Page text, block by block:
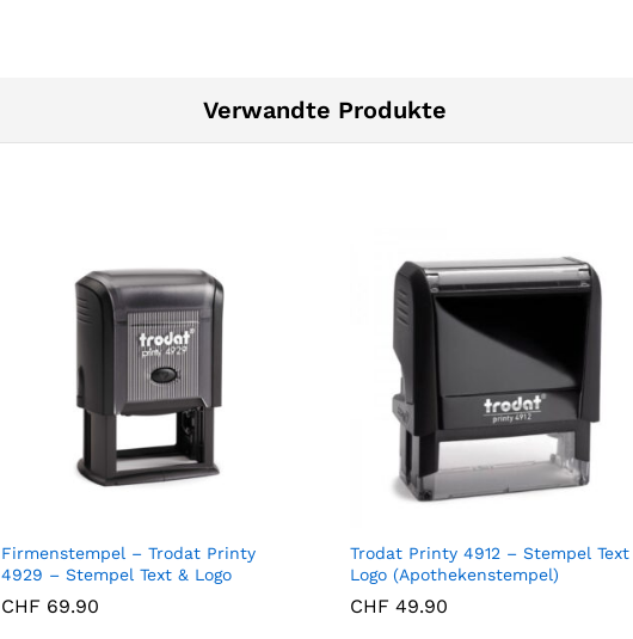
Verwandte Produkte
Firmenstempel – Trodat Printy
4929 – Stempel Text & Logo
CHF 69.90
Trodat Printy 4912 – Stempel Text
Logo (Apothekenstempel)
CHF 49.90